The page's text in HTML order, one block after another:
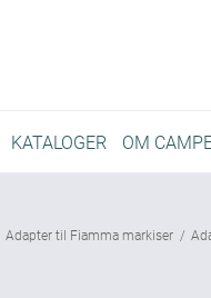
KATALOGER OM
Adapter til Fiamma markiser /